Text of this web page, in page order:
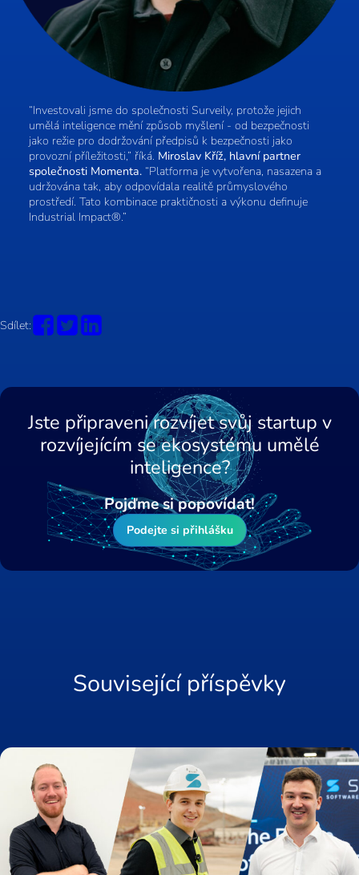
Jste připraveni rozvíjet svůj startup v
rozvíjejícím se ekosystému umělé
inteligence?
Pojďme si popovídat!
Podejte si přihlášku
“Investovali jsme do společnosti Surveily, protože jejich
umělá inteligence mění způsob myšlení - od bezpečnosti
jako režie pro dodržování předpisů k bezpečnosti jako
provozní příležitosti,” říká. Miroslav Kříž, hlavní partner
společnosti Momenta.“Platforma je vytvořena, nasazena a
udržována tak, aby odpovídala realitě průmyslového
prostředí. Tato kombinace praktičnosti a výkonu definuje
Industrial Impact®.”
Sdílet:
Související příspěvky